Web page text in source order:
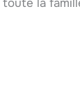
la